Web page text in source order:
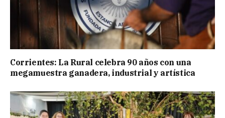
Corrientes: La Rural celebra 90 años con una
megamuestra ganadera, industrial y artística